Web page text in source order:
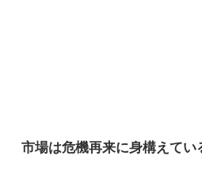
市場は危機再来に身構えてい